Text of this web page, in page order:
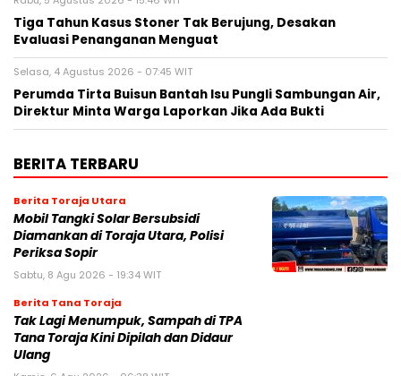
Tiga Tahun Kasus Stoner Tak Berujung, Desakan
Evaluasi Penanganan Menguat
Selasa, 4 Agustus 2026 - 07:45 WIT
Perumda Tirta Buisun Bantah Isu Pungli Sambungan Air,
Direktur Minta Warga Laporkan Jika Ada Bukti
BERITA TERBARU
Berita Toraja Utara
Mobil Tangki Solar Bersubsidi
Diamankan di Toraja Utara, Polisi
Periksa Sopir
Sabtu, 8 Agu 2026 - 19:34 WIT
Berita Tana Toraja
Tak Lagi Menumpuk, Sampah di TPA
Tana Toraja Kini Dipilah dan Didaur
Ulang